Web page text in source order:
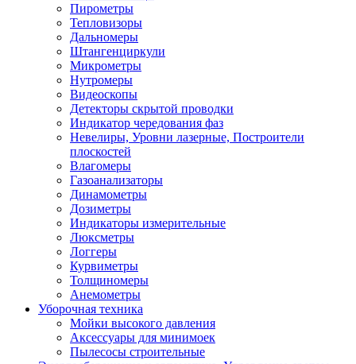
Пирометры
Тепловизоры
Дальномеры
Штангенциркули
Микрометры
Нутромеры
Видеоскопы
Детекторы скрытой проводки
Индикатор чередования фаз
Невелиры, Уровни лазерные, Построители
плоскостей
Влагомеры
Газоанализаторы
Динамометры
Дозиметры
Индикаторы измерительные
Люксметры
Логгеры
Курвиметры
Толщиномеры
Анемометры
Уборочная техника
Мойки высокого давления
Аксессуары для минимоек
Пылесосы строительные